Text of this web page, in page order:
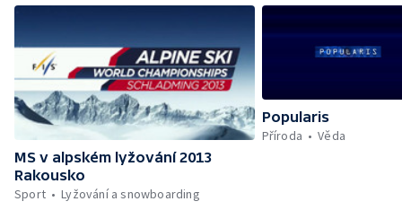
MS v alpském lyžování 2013
Rakousko
Sport
Lyžování a snowboarding
Popularis
Příroda
Věda